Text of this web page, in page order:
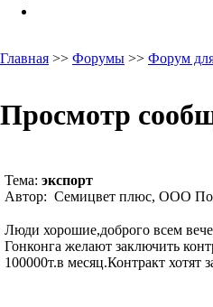
Главная >> Форумы >> Форум
Просмотр
Тема: экспорт
Автор: Семицвет плюс, ООО
Люди хорошие,доброго всем
Гонконга желают заключить
100000т.в месяц.Контракт